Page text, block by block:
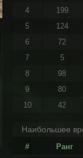
4
199
5
124
6
72
7
5
8
98
9
80
10
42
Наибольшее
#
Ранг